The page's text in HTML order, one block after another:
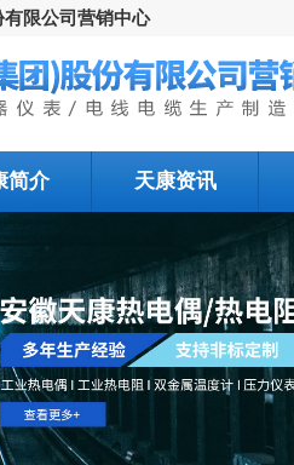
限公司营销中心
简介 天康资讯